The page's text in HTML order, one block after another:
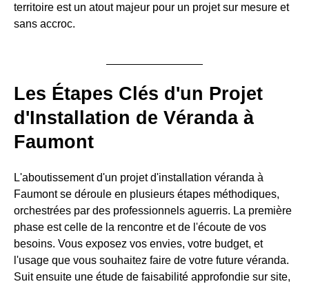
territoire est un atout majeur pour un projet sur mesure et
sans accroc.
Les Étapes Clés d'un Projet
d'Installation de Véranda à
Faumont
L'aboutissement d'un projet d'installation véranda à
Faumont se déroule en plusieurs étapes méthodiques,
orchestrées par des professionnels aguerris. La première
phase est celle de la rencontre et de l'écoute de vos
besoins. Vous exposez vos envies, votre budget, et
l'usage que vous souhaitez faire de votre future véranda.
Suit ensuite une étude de faisabilité approfondie sur site,